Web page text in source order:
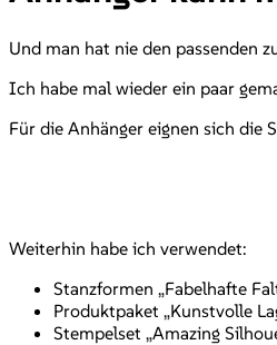
Und man hat nie den passenden
Ich habe mal wieder ein paar
Für die Anhänger eignen sich die
Weiterhin habe ich verwendet:
Stanzformen „Fabelhafte
Produktpaket „Kunstvolle
Stempelset „Amazing